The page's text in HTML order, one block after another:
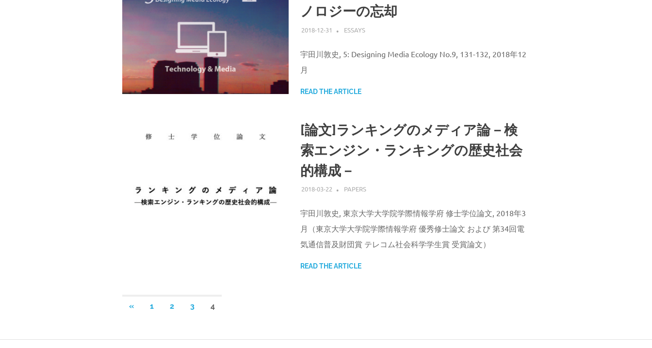
ノロジーの忘却
2018-12-31 ATSUSHI UDAGAWA
ESSAYS
宇田川敦史, 5: Designing Media Ecology No.9, 131-132, 2018年12
月
READ THE ARTICLE
[論文]ランキングのメディア論－検
索エンジン・ランキングの歴史社会
的構成－
2018-03-22 ATSUSHI UDAGAWA
PAPERS
宇田川敦史, 東京大学大学院学際情報学府 修士学位論文, 2018年3
月（東京大学大学院学際情報学府 優秀修士論文 および 第34回電
気通信普及財団賞 テレコム社会科学学生賞 受賞論文）
READ THE ARTICLE
投
«前
事
1 2 3 4